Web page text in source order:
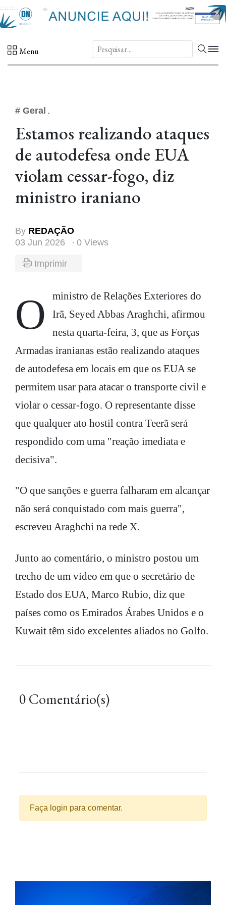
×
Menu DN.
# Geral
Estamos realizando ataques
de autodefesa onde EUA
violam cessar-fogo, diz
ministro iraniano
By REDAÇÃO
03 Jun 2026
0 Views
Imprimir
O ministro de Relações Exteriores do
Irã, Seyed Abbas Araghchi, afirmou
nesta quarta-feira, 3, que as Forças
Armadas iranianas estão realizando ataques
de autodefesa em locais em que os EUA se
permitem usar para atacar o transporte civil e
violar o cessar-fogo. O representante disse
que qualquer ato hostil contra Teerã será
respondido com uma "reação imediata e
decisiva".
"O que sanções e guerra falharam em alcançar
não será conquistado com mais guerra",
escreveu Araghchi na rede X.
Junto ao comentário, o ministro postou um
trecho de um vídeo em que o secretário de
Estado dos EUA, Marco Rubio, diz que
países como os Emirados Árabes Unidos e o
Kuwait têm sido excelentes aliados no Golfo.
0 Comentário(s)
Faça login para comentar.